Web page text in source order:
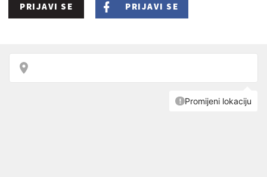
PRIJAVI SE PRIJAVI SE